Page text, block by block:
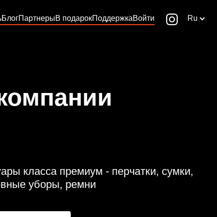
БлогПартнерыВ подарокПоддержкаВойти Ru
класса премиум - перчатки, сумки,
уборы, ремни